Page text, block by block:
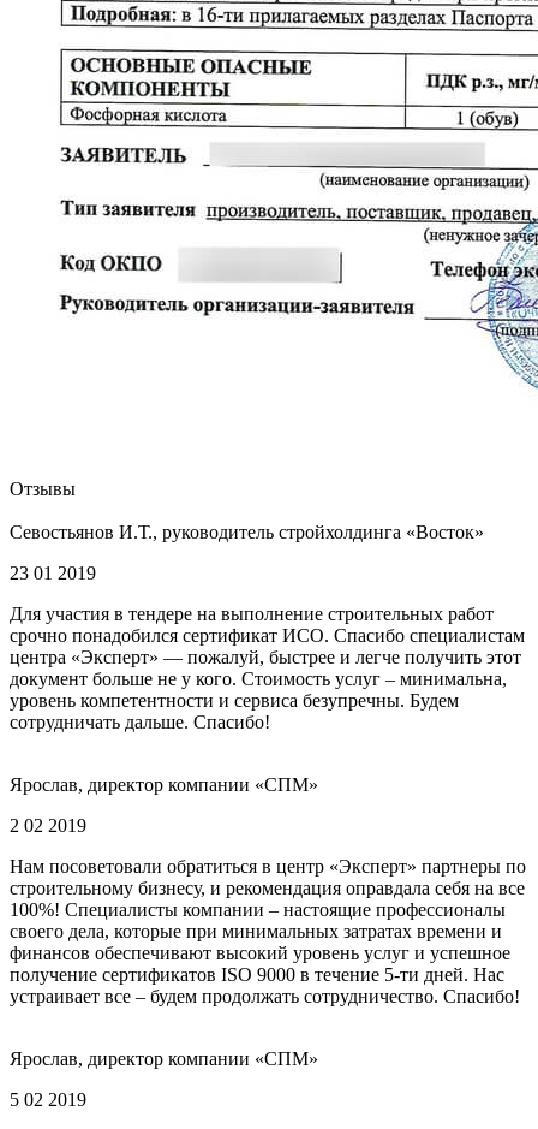
Отзывы
Севостьянов И.Т., руководитель стройхолдинга «Восток»
23 01 2019
Для участия в тендере на выполнение строительных работ
срочно понадобился сертификат ИСО. Спасибо специалистам
центра «Эксперт» — пожалуй, быстрее и легче получить этот
документ больше не у кого. Стоимость услуг – минимальна,
уровень компетентности и сервиса безупречны. Будем
сотрудничать дальше. Спасибо!
Ярослав, директор компании «СПМ»
2 02 2019
Нам посоветовали обратиться в центр «Эксперт» партнеры по
строительному бизнесу, и рекомендация оправдала себя на все
100%! Специалисты компании – настоящие профессионалы
своего дела, которые при минимальных затратах времени и
финансов обеспечивают высокий уровень услуг и успешное
получение сертификатов ISO 9000 в течение 5-ти дней. Нас
устраивает все – будем продолжать сотрудничество. Спасибо!
Ярослав, директор компании «СПМ»
5 02 2019